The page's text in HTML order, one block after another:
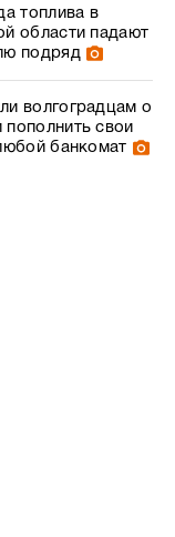
топлива в
области падают
подряд
волгоградцам о
свои
банкомат